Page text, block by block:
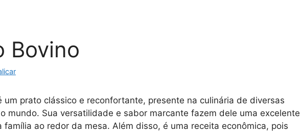
Bovino
um prato clássico e reconfortante, presente na culinária de diversas
mundo. Sua versatilidade e sabor marcante fazem dele uma excelente
família ao redor da mesa. Além disso, é uma receita econômica, pois